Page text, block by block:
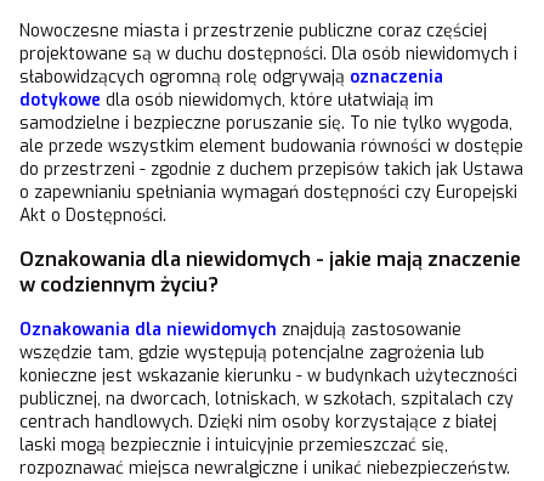
Nowoczesne miasta i przestrzenie publiczne coraz częściej
projektowane są w duchu dostępności. Dla osób niewidomych i
słabowidzących ogromną rolę odgrywają oznaczenia
dotykowe dla osób niewidomych, które ułatwiają im
samodzielne i bezpieczne poruszanie się. To nie tylko wygoda,
ale przede wszystkim element budowania równości w dostępie
do przestrzeni - zgodnie z duchem przepisów takich jak Ustawa
o zapewnianiu spełniania wymagań dostępności czy Europejski
Akt o Dostępności.
Oznakowania dla niewidomych - jakie mają znaczenie
w codziennym życiu?
Oznakowania dla niewidomych znajdują zastosowanie
wszędzie tam, gdzie występują potencjalne zagrożenia lub
konieczne jest wskazanie kierunku - w budynkach użyteczności
publicznej, na dworcach, lotniskach, w szkołach, szpitalach czy
centrach handlowych. Dzięki nim osoby korzystające z białej
laski mogą bezpiecznie i intuicyjnie przemieszczać się,
rozpoznawać miejsca newralgiczne i unikać niebezpieczeństw.